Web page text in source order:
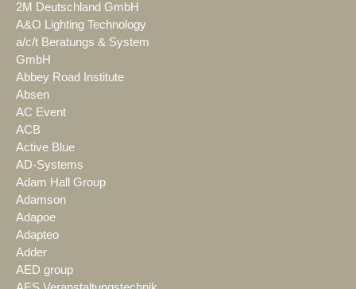
2M Deutschland GmbH
A&O Lighting Technology
a/c/t Beratungs & System
GmbH
Abbey Road Institute
Absen
AC Event
ACB
Active Blue
AD-Systems
Adam Hall Group
Adamson
Adapoe
Adapteo
Adder
AED group